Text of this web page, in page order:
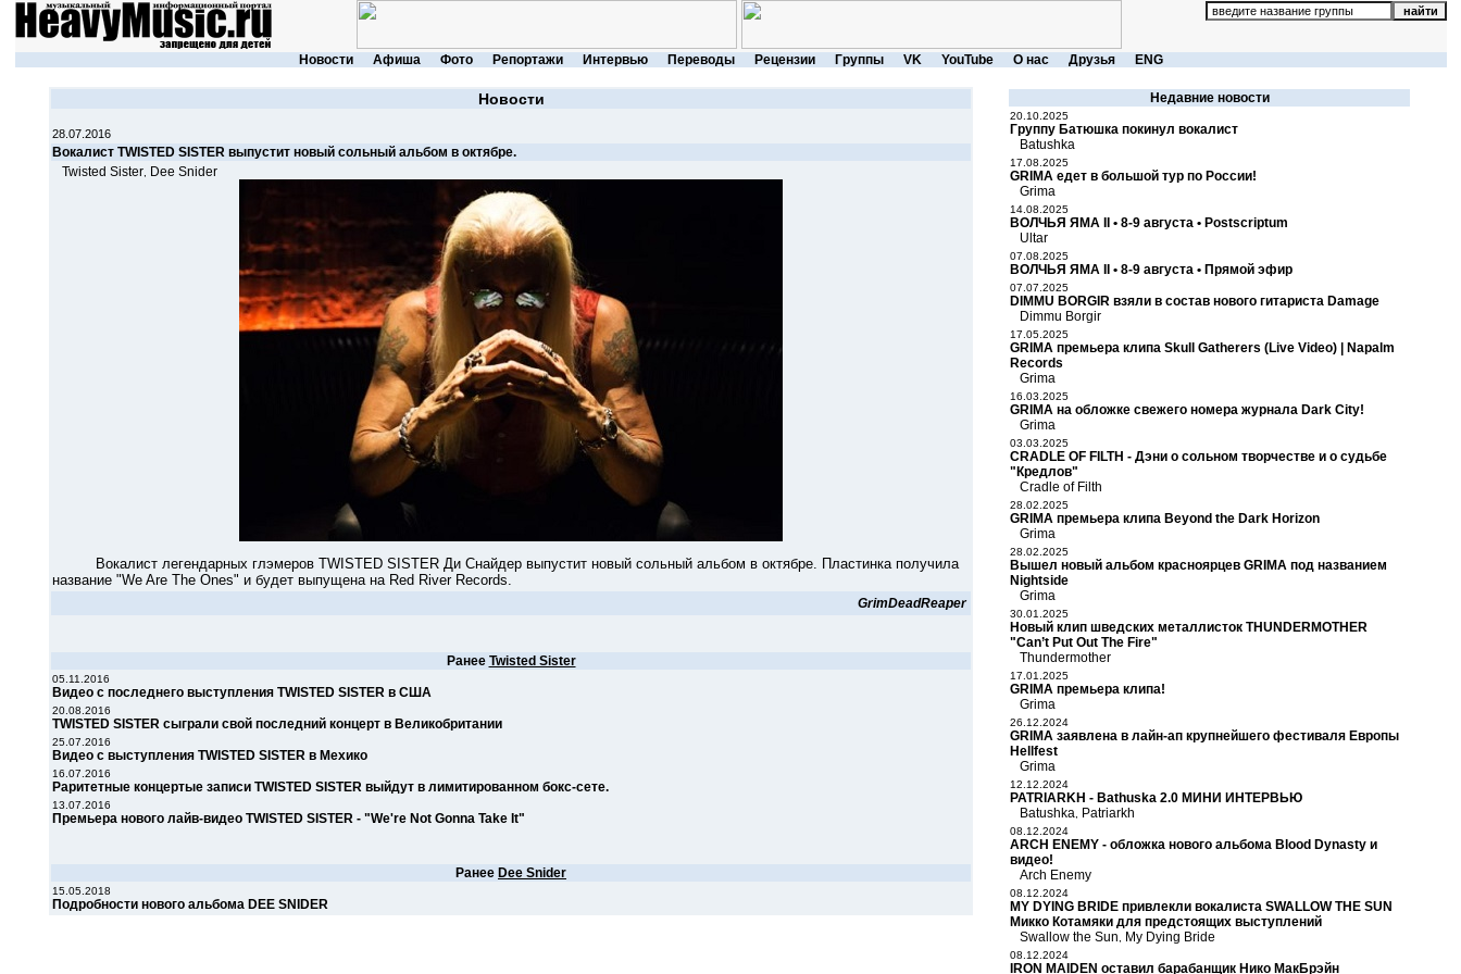
Новости Афиша Фото Репортажи Интервью Переводы Рецензии Группы VK YouTube О нас Друзья ENG
Новости
28.07.2016
Вокалист TWISTED SISTER выпустит новый сольный альбом в октябре.
Twisted Sister Dee Snider
Вокалист легендарных глэмеров TWISTED SISTER Ди Снайдер выпустит новый сольный альбом в октябре. Пластинка получила
название "We Are The Ones" и будет выпущена на Red River Records.
GrimDeadReaper
Ранее Twisted Sister
05.11.2016
Видео с последнего выступления TWISTED SISTER в США
20.08.2016
TWISTED SISTER сыграли свой последний концерт в Великобритании
25.07.2016
Видео с выступления TWISTED SISTER в Мехико
16.07.2016
Раритетные концертые записи TWISTED SISTER выйдут в лимитированном бокс-сете.
13.07.2016
Премьера нового лайв-видео TWISTED SISTER - "We're Not Gonna Take It"
Ранее Dee Snider
15.05.2018
Подробности нового альбома DEE SNIDER
Недавние новости
20.10.2025
Группу Батюшка покинул вокалист
Batushka
17.08.2025
GRIMA едет в большой тур по России!
Grima
14.08.2025
ВОЛЧЬЯ ЯМА II • 8-9 августа • Postscriptum
Ultar
07.08.2025
ВОЛЧЬЯ ЯМА II • 8-9 августа • Прямой эфир
07.07.2025
DIMMU BORGIR взяли в состав нового гитариста Damage
Dimmu Borgir
17.05.2025
GRIMA премьера клипа Skull Gatherers (Live Video) | Napalm
Records
Grima
16.03.2025
GRIMA на обложке свежего номера журнала Dark City!
Grima
03.03.2025
CRADLE OF FILTH - Дэни о сольном творчестве и о судьбе
"Кредлов"
Cradle of Filth
28.02.2025
GRIMA премьера клипа Beyond the Dark Horizon
Grima
28.02.2025
Вышел новый альбом красноярцев GRIMA под названием
Nightside
Grima
30.01.2025
Новый клип шведских металлисток THUNDERMOTHER
"Can’t Put Out The Fire"
Thundermother
17.01.2025
GRIMA премьера клипа!
Grima
26.12.2024
GRIMA заявлена в лайн-ап крупнейшего фестиваля Европы
Hellfest
Grima
12.12.2024
PATRIARKH - Bathuska 2.0 МИНИ ИНТЕРВЬЮ
Batushka Patriarkh
08.12.2024
ARCH ENEMY - обложка нового альбома Blood Dynasty и
видео!
Arch Enemy
08.12.2024
MY DYING BRIDE привлекли вокалиста SWALLOW THE SUN
Микко Котамяки для предстоящих выступлений
Swallow the Sun
My Dying Bride
08.12.2024
IRON MAIDEN оставил барабанщик Нико МакБрэйн